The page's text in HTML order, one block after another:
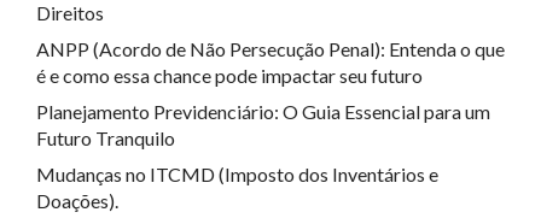
Direitos
ANPP (Acordo de Não Persecução Penal): Entenda o que
é e como essa chance pode impactar seu futuro
Planejamento Previdenciário: O Guia Essencial para um
Futuro Tranquilo
Mudanças no ITCMD (Imposto dos Inventários e
Doações).